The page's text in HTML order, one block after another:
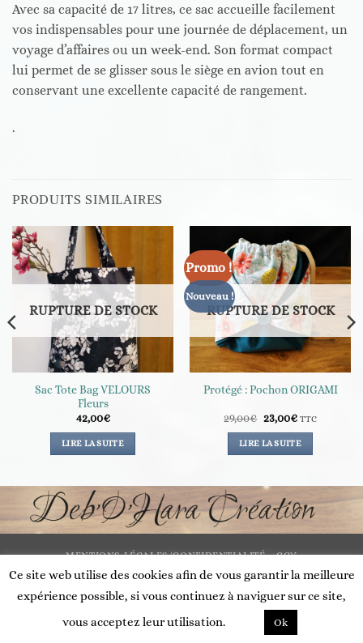
Avec sa capacité de 17 litres, ce sac accueille facilement
vos indispensables pour une journée de déplacement, un
voyage d’affaires ou un week-end. Son format compact
lui permet de se glisser sous le siège en avion tout en
conservant une excellente capacité de rangement.
.
PRODUITS SIMILAIRES
RUPTURE DE STOCK
Sac Tote Bag VELOURS
Fleurs
42,00€
LIRE LA SUITE
Promo !
Nouveau !
RUPTURE DE STOCK
Protégé : Pochon ORIGAMI
29,00€ Le
initial
était :
23,00€Le
actuel
est :
TTC
LIRE LA SUITE
MENTIONS LÉGALES/CONFIDENTIALITÉ CGV
Deb'O'Hara Création 2021 ©
Ce site web utilise des cookies afin de vous garantir la meilleure
expérience possible, si vous continuez à naviguer sur ce site,
vous acceptez leur utilisation.
Ok